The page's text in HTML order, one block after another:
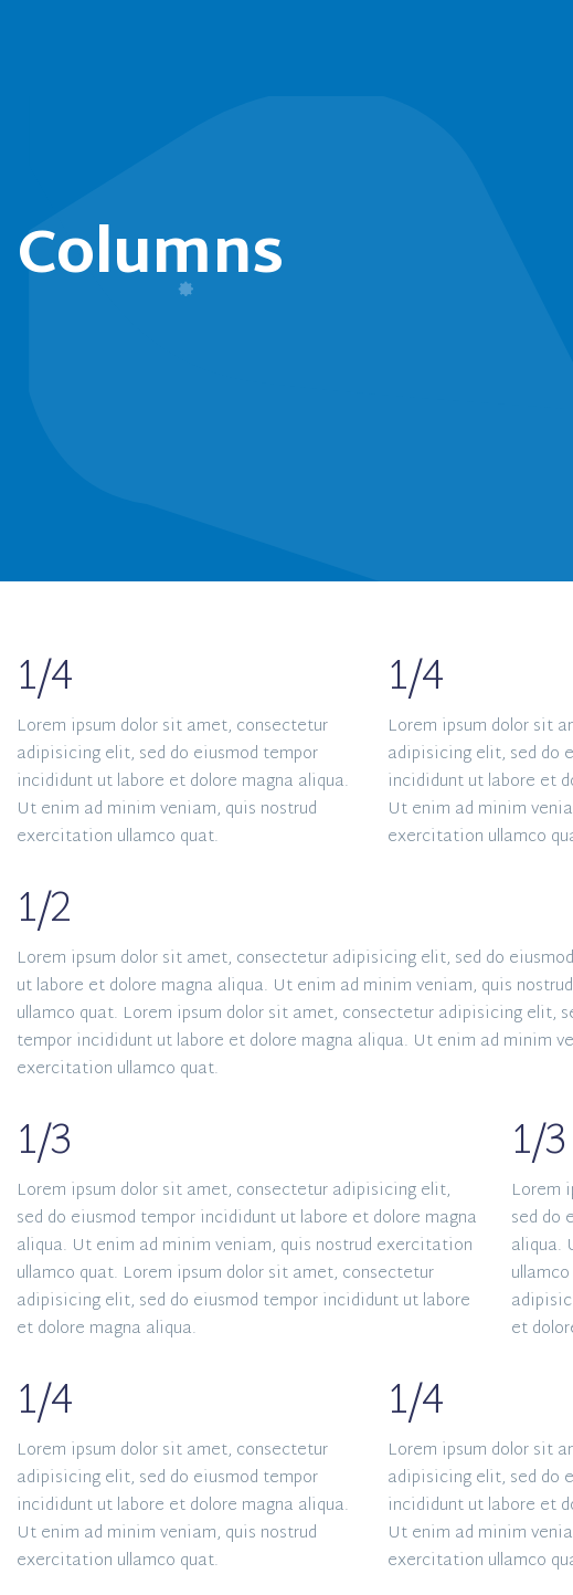
Columns
1/4
Lorem ipsum dolor sit amet, consectetur
adipisicing elit, sed do eiusmod tempor
incididunt ut labore et dolore magna aliqua.
Ut enim ad minim veniam, quis nostrud
exercitation ullamco quat.
1/4
Lorem ipsum dolor sit
adipisicing elit, sed do
incididunt ut labore et
Ut enim ad minim
exercitation ullamco
1/2
Lorem ipsum dolor sit amet, consectetur adipisicing elit, sed do
ut labore et dolore magna aliqua. Ut enim ad minim veniam, quis
ullamco quat. Lorem ipsum dolor sit amet, consectetur adipisicing elit,
tempor incididunt ut labore et dolore magna aliqua. Ut enim ad minim
exercitation ullamco quat.
1/3
Lorem ipsum dolor sit amet, consectetur adipisicing elit,
sed do eiusmod tempor incididunt ut labore et dolore magna
aliqua. Ut enim ad minim veniam, quis nostrud exercitation
ullamco quat. Lorem ipsum dolor sit amet, consectetur
adipisicing elit, sed do eiusmod tempor incididunt ut labore
et dolore magna aliqua.
1/3
Lorem
sed do
aliqua.
et
1/4
Lorem ipsum dolor sit amet, consectetur
adipisicing elit, sed do eiusmod tempor
incididunt ut labore et dolore magna aliqua.
Ut enim ad minim veniam, quis nostrud
exercitation ullamco quat.
1/4
Lorem ipsum dolor sit
adipisicing elit, sed do
incididunt ut labore et
Ut enim ad minim
exercitation ullamco